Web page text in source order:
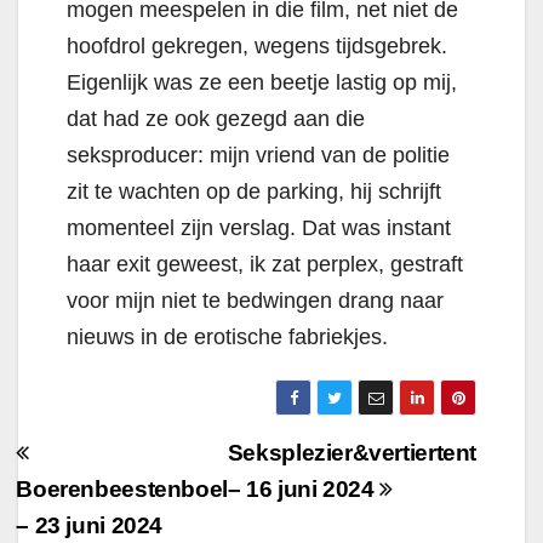
mogen meespelen in die film, net niet de
hoofdrol gekregen, wegens tijdsgebrek.
Eigenlijk was ze een beetje lastig op mij,
dat had ze ook gezegd aan die
seksproducer: mijn vriend van de politie
zit te wachten op de parking, hij schrijft
momenteel zijn verslag. Dat was instant
haar exit geweest, ik zat perplex, gestraft
voor mijn niet te bedwingen drang naar
nieuws in de erotische fabriekjes.
Berichtnavigatie
Seksplezier&vertiertent
– 16 juni 2024
Boerenbeestenboel
– 23 juni 2024